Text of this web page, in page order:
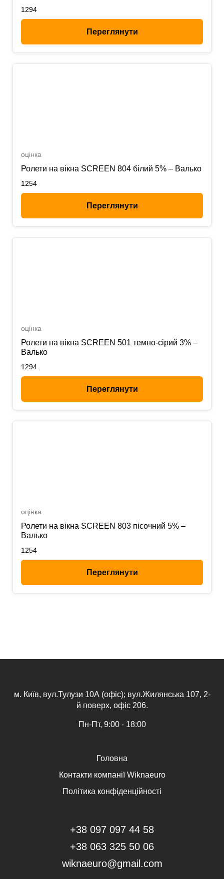
1294
Переглянути
оцінка
Ролети на вікна SCREEN 804 білий 5% – Валько
1254
Переглянути
оцінка
Ролети на вікна SCREEN 501 темно-сірий 3% –
Валько
1294
Переглянути
оцінка
Ролети на вікна SCREEN 803 пісочний 5% –
Валько
1254
Переглянути
м. Київ, вул.Тулузи 10А (офіс); вул.Жилянська 107, 2-
й поверх, офіс 206.
Пн-Пт, 9:00 - 18:00
Головна
Контакти компанії Wiknaeuro
Політика конфіденційності
+38 097 097 44 58
+38 063 325 50 06
wiknaeuro@gmail.com